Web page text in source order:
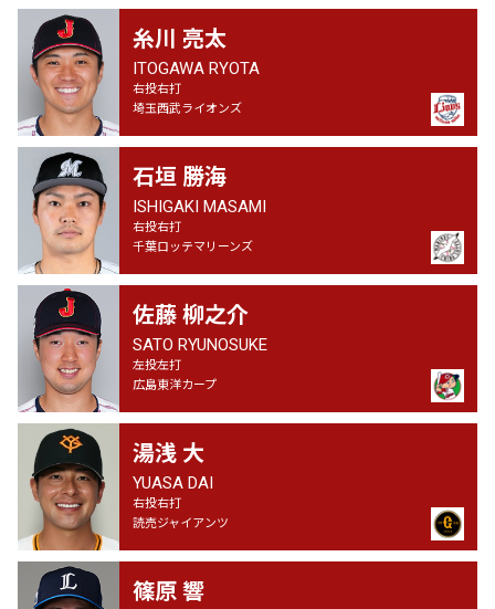
糸川 亮太
ITOGAWA RYOTA
右投右打
埼玉西武ライオンズ
石垣 勝海
ISHIGAKI MASAMI
右投右打
千葉ロッテマリーンズ
佐藤 柳之介
SATO RYUNOSUKE
左投左打
広島東洋カープ
湯浅 大
YUASA DAI
右投右打
読売ジャイアンツ
篠原 響